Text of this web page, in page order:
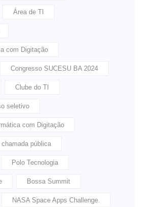
Área de TI
com Digitação
Congresso SUCESU BA 2024
Clube do TI
seletivo
com Digitação
chamada pública
Polo Tecnologia
Bossa Summit
NASA Space Apps Challenge.